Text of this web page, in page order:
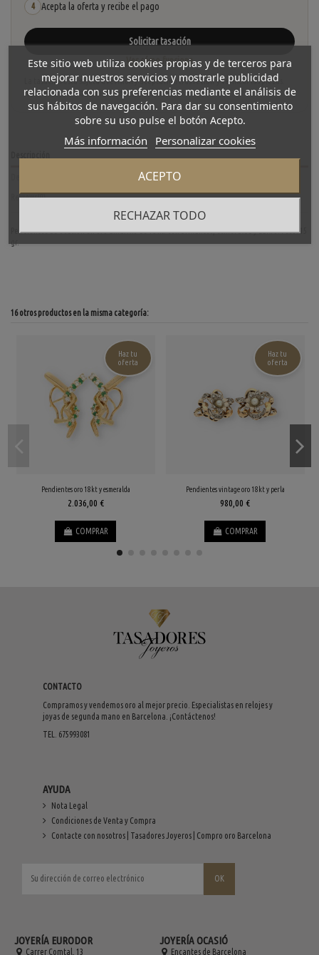
4 Acepta la oferta y recibe el pago
Solicitar tasación
Ver cómo funciona
La tasación está sujeta a revisión y aceptación tras recibir y verificar las piezas.
No se descuenta automáticamente del carrito.
Reviews(0)
Pendientes de ocasión en oro amarillo de 18 kt. con brillantes, esmeralda y zafiro. Peso: 15
gr.
16 otros productos en la misma categoría:
Pendientes oro 18kt y esmeralda
2.036,00 €
COMPRAR
Haz tu
oferta
Pendientes vintage oro 18kt y perla
980,00 €
COMPRAR
Haz tu
oferta
CONTACTO
Compramos y vendemos oro al mejor precio. Especialistas en relojes y
joyas de segunda mano en Barcelona. ¡Contáctenos!
TEL. 675993081
AYUDA
Nota Legal
Condiciones de Venta y Compra
Contacte con nosotros | Tasadores Joyeros | Compro oro Barcelona
JOYERÍA EURODOR
Carrer Comtal, 13
JOYERÍA OCASIÓ
Encantes de Barcelona
Este sitio web utiliza cookies propias y de terceros para
mejorar nuestros servicios y mostrarle publicidad
relacionada con sus preferencias mediante el análisis de
sus hábitos de navegación. Para dar su consentimiento
sobre su uso pulse el botón Acepto.
Más información Personalizar cookies
RECHAZAR TODO
ACEPTO